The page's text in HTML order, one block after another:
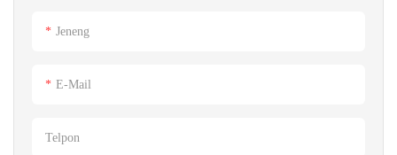
Jeneng
E-Mail
Telpon